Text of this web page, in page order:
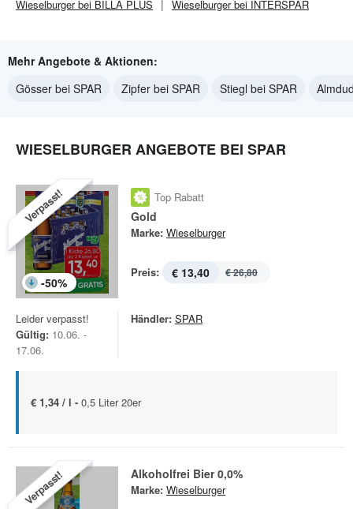
Wieselburger bei BILLA PLUS
Wieselburger bei INTERSPAR
Mehr Angebote & Aktionen:
Gösser bei SPAR
Zipfer bei SPAR Stiegl bei SPAR
WIESELBURGER ANGEBOTE BEI SPAR
Verpasst!
-50%
Top Rabatt
Gold
Marke: Wieselburger
Preis: € 13,40 € 26,80
Leider verpasst!
Gültig: 10.06. -
17.06.
Händler: SPAR
€ 1,34 / l - 0,5 Liter 20er
Verpasst! Alkoholfrei Bier 0,0%
Marke: Wieselburger